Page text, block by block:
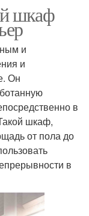
шкаф
и
и
Он
в
шкаф,
от пола до
в